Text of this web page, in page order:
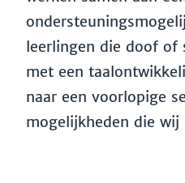
leerlingen die doof of
met een
naar een voorlopige
mogelijkheden die wij